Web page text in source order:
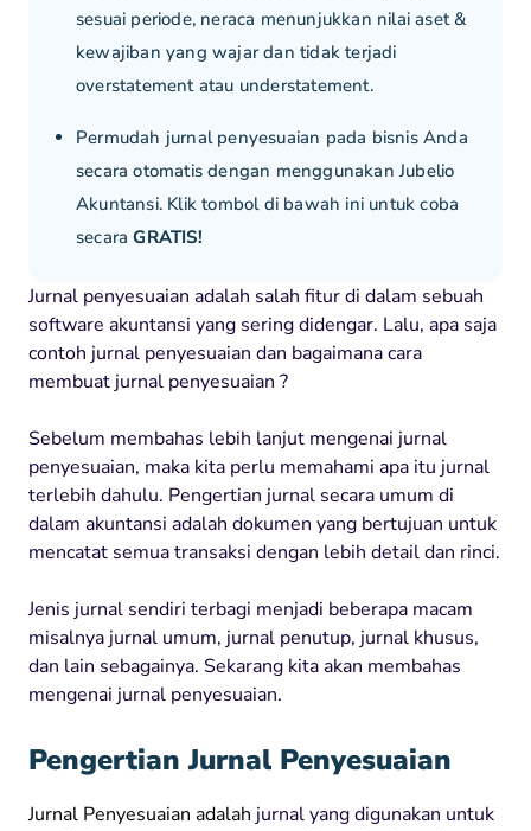
sesuai periode, neraca menunjukkan nilai aset &
kewajiban yang wajar dan tidak terjadi
overstatement atau understatement.
Permudah jurnal penyesuaian pada bisnis Anda
secara otomatis dengan menggunakan Jubelio
Akuntansi. Klik tombol di bawah ini untuk coba
secaraGRATIS!
Jurnal penyesuaian adalah salah fitur di dalam sebuah
software akuntansi yang sering didengar. Lalu, apa saja
contoh jurnal penyesuaian dan bagaimana cara
membuat jurnal penyesuaian ?
Sebelum membahas lebih lanjut mengenai jurnal
penyesuaian, maka kita perlu memahami apa itu jurnal
terlebih dahulu. Pengertian jurnal secara umum di
dalam akuntansi adalah dokumen yang bertujuan untuk
mencatat semua transaksi dengan lebih detail dan rinci.
Jenis jurnal sendiri terbagi menjadi beberapa macam
misalnya jurnal umum, jurnal penutup, jurnal khusus,
dan lain sebagainya. Sekarang kita akan membahas
mengenai jurnal penyesuaian.
Pengertian Jurnal Penyesuaian
Jurnal Penyesuaian adalah jurnal yang digunakan untuk